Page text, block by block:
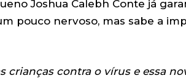
Joshua Calebh Conte já
pouco nervoso, mas sabe a
crianças contra o vírus e essa